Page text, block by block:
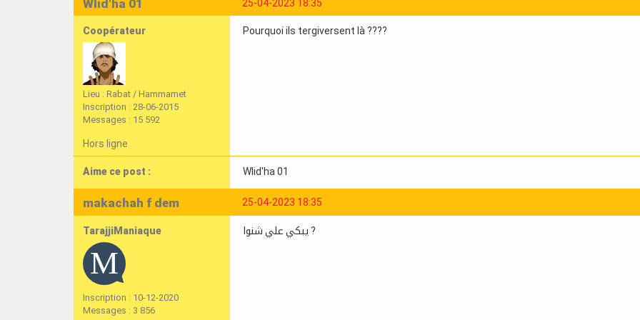
25-04-2023 18:35
Wlid'ha 01
Coopérateur
Lieu : Rabat / Hammamet
Inscription : 28-06-2015
Messages : 15 592
Pourquoi ils tergiversent là ????
Hors ligne
Aime ce post : Wlid'ha 01
25-04-2023 18:35
makachah f dem
TarajjiManiaque
Inscription : 10-12-2020
Messages : 3 856
يبكي علي شنوا ?